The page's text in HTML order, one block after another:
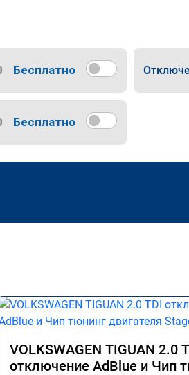
Бесплатно
Бесплатно
VOLKSWAGEN TIGUAN 2.0
отключение AdBlue и Чип